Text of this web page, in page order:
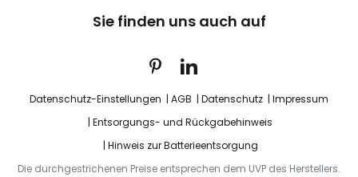
Sie finden uns auch auf
Datenschutz-Einstellungen AGB Datenschutz
Impressum
Entsorgungs- und Rückgabehinweis
Hinweis zur Batterieentsorgung
Die durchgestrichenen Preise entsprechen dem UVP des Herstellers.